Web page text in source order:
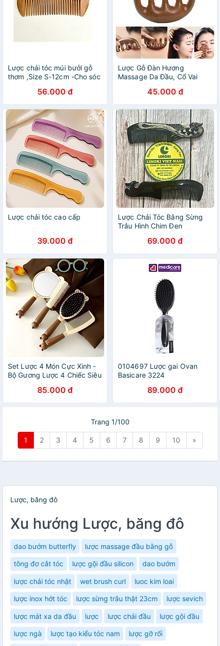
Lược chải tóc múi bưởi gỗ
thơm ,Size S-12cm -Cho sóc
56.000 đ
Lược Gỗ Đàn Hương
Massage Da Đầu, Cổ Vai
45.000 đ
Lược chải tóc cao cấp
39.000 đ
Lược Chải Tóc Bằng Sừng
Trâu Hình Chim Đen
69.000 đ
Set Lược 4 Món Cực Xinh -
Bộ Gương Lược 4 Chiếc Siêu
Rối,Chải Tóc85.000 đ
0104697 Lược gai Ovan
Basicare 3224
89.000 đ
Trang 1/100
1 2 3 4 5 6 7 8 9 10 »
Lược, băng đô
Xu hướng Lược, băng đô
dao bướm butterfly lược massage đầu bằng gỗ
tông đơ cắt tóc lược gội đầu silicon dao bướm
lược chải tóc nhật wet brush curl luoc kim loai
lược inox hớt tóc lược sừng trâu thật 23cm lược sevich
lược mát xa da đầu lược lược chải đầu lược gội đầu
lược ngà lược tạo kiểu tóc nam lược gỡ rối